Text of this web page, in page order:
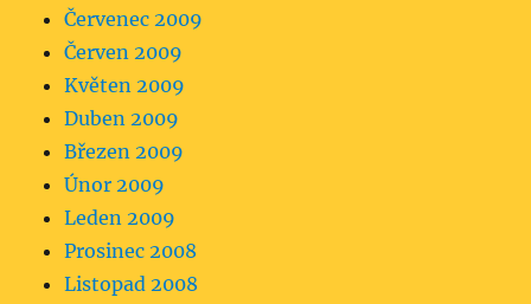
Červenec 2009
Červen 2009
Květen 2009
Duben 2009
Březen 2009
Únor 2009
Leden 2009
Prosinec 2008
Listopad 2008